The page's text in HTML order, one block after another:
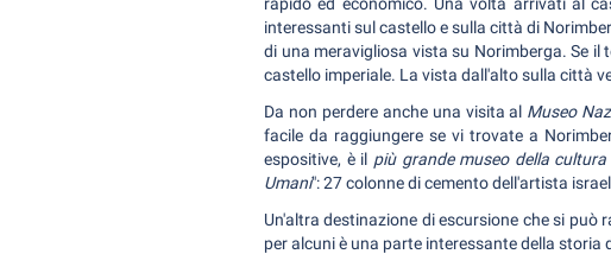
interessanti sul castello e sulla città di
di una meravigliosa vista su Norimberga. Se il
castello imperiale. La vista dall'alto sulla città
Da non perdere anche una visita al Museo
facile da raggiungere se vi trovate a
espositive, è il più grande museo della
Umani": 27 colonne di cemento dell'artista
Un'altra destinazione di escursione che si
per alcuni è una parte interessante della